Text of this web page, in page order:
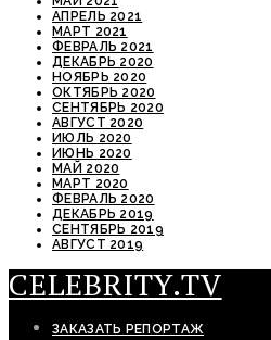
АПРЕЛЬ 2021
МАРТ 2021
ФЕВРАЛЬ 2021
ДЕКАБРЬ 2020
НОЯБРЬ 2020
ОКТЯБРЬ 2020
СЕНТЯБРЬ 2020
АВГУСТ 2020
ИЮЛЬ 2020
ИЮНЬ 2020
МАЙ 2020
МАРТ 2020
ФЕВРАЛЬ 2020
ДЕКАБРЬ 2019
СЕНТЯБРЬ 2019
АВГУСТ 2019
CELEBRITY.TV
ЗАКАЗАТЬ РЕПОРТАЖ